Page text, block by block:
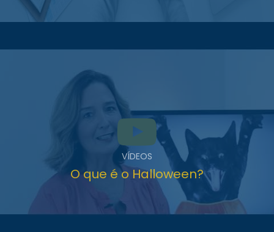
VÍDEOS
O que é o Halloween?